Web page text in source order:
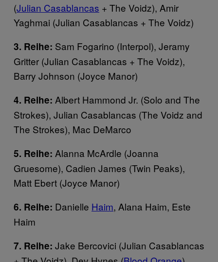
(Julian Casablancas + The Voidz), Amir
Yaghmai (Julian Casablancas + The Voidz)
3. Reihe: Sam Fogarino (Interpol), Jeramy
Gritter (Julian Casablancas + The Voidz),
Barry Johnson (Joyce Manor)
4. Reihe: Albert Hammond Jr. (Solo and The
Strokes), Julian Casablancas (The Voidz and
The Strokes), Mac DeMarco
5. Reihe: Alanna McArdle (Joanna
Gruesome), Cadien James (Twin Peaks),
Matt Ebert (Joyce Manor)
6. Reihe: Danielle Haim, Alana Haim, Este
Haim
7. Reihe: Jake Bercovici (Julian Casablancas